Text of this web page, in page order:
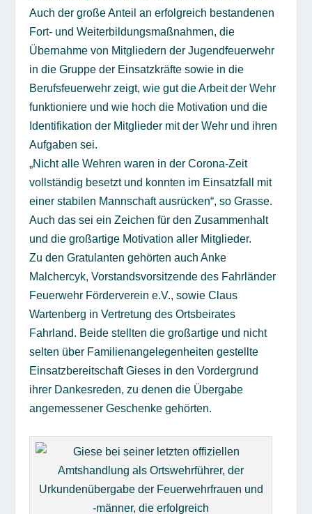
Auch der große Anteil an erfolgreich bestandenen
Fort- und Weiterbildungsmaßnahmen, die
Übernahme von Mitgliedern der Jugendfeuerwehr
in die Gruppe der Einsatzkräfte sowie in die
Berufsfeuerwehr zeigt, wie gut die Arbeit der Wehr
funktioniere und wie hoch die Motivation und die
Identifikation der Mitglieder mit der Wehr und ihren
Aufgaben sei.
„Nicht alle Wehren waren in der Corona-Zeit
vollständig besetzt und konnten im Einsatzfall mit
einer stabilen Mannschaft ausrücken“, so Grasse.
Auch das sei ein Zeichen für den Zusammenhalt
und die großartige Motivation aller Mitglieder.
Zu den Gratulanten gehörten auch Anke
Malchercyk, Vorstandsvorsitzende des Fahrländer
Feuerwehr Förderverein e.V., sowie Claus
Wartenberg in Vertretung des Ortsbeirates
Fahrland. Beide stellten die großartige und nicht
selten über Familienangelegenheiten gestellte
Einsatzbereitschaft Gieses in den Vordergrund
ihrer Dankesreden, zu denen die Übergabe
angemessener Geschenke gehörten.